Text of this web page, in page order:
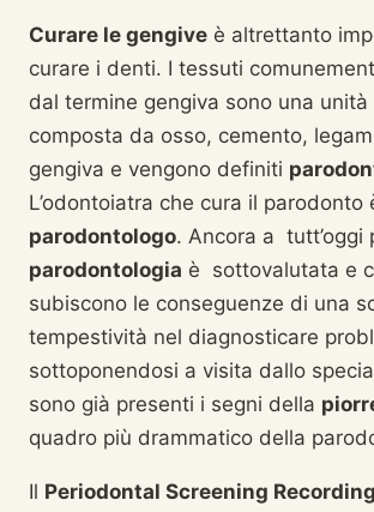
Curare le gengive è altrettanto
curare i denti. I tessuti
dal termine gengiva sono una unità
composta da osso, cemento,
gengiva e vengono definiti
L’odontoiatra che cura il parodonto
parodontologo. Ancora a tutt’oggi
parodontologia è sottovalutata e
subiscono le conseguenze di una
tempestività nel diagnosticare
sottoponendosi a visita dallo
sono già presenti i segni della
quadro più drammatico della
Il Periodontal Screening Recording